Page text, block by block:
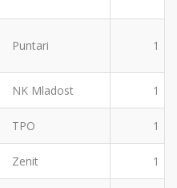
Puntari 1
NK Mladost 1
TPO 1
Zenit 1